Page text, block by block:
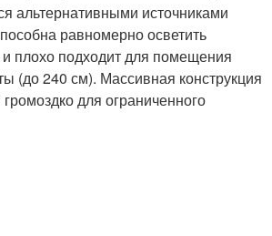
альтернативными источниками
равномерно осветить
плохо подходит для помещения
(до 240 см). Массивная конструкция
для ограниченного